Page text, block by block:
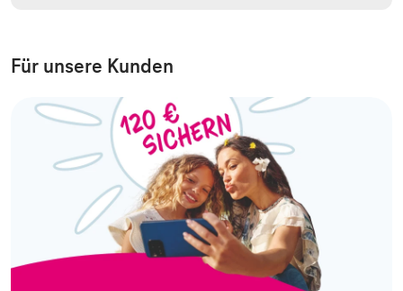
Für unsere Kunden